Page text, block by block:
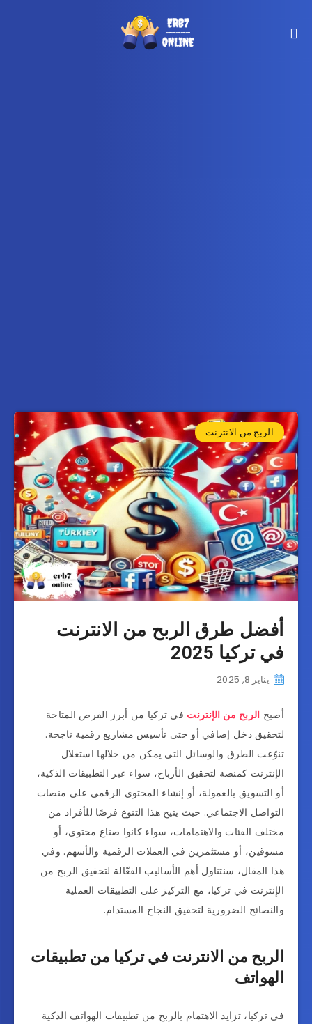
الربح من الانترنت
أفضل طرق الربح من الانترنت
في تركيا 2025
يناير 8, 2025
أصبح الربح من الإنترنت في تركيا من أبرز الفرص المتاحة
لتحقيق دخل إضافي أو حتى تأسيس مشاريع رقمية ناجحة.
تنوّعت الطرق والوسائل التي يمكن من خلالها استغلال
الإنترنت كمنصة لتحقيق الأرباح، سواء عبر التطبيقات الذكية،
أو التسويق بالعمولة، أو إنشاء المحتوى الرقمي على منصات
التواصل الاجتماعي. حيث يتيح هذا التنوع فرصًا للأفراد من
مختلف الفئات والاهتمامات، سواء كانوا صناع محتوى، أو
مسوقين، أو مستثمرين في العملات الرقمية والأسهم. وفي
هذا المقال، سنتناول أهم الأساليب الفعّالة لتحقيق الربح من
الإنترنت في تركيا، مع التركيز على التطبيقات العملية
والنصائح الضرورية لتحقيق النجاح المستدام.
الربح من الانترنت في تركيا من تطبيقات
الهواتف
في تركيا، تزايد الاهتمام بالربح من تطبيقات الهواتف الذكية